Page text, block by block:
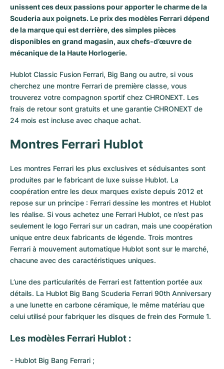
GMT-Master
Lady-Datejust
Milgauss
Oyster Perpetual
Yacht-Master
Sky-Dweller
Golden Ellipse
Montres d'occasion
Montres pour femmes
Calibre
Drive
Ronde
Rotonde
Crash
Baignoire
Roadster
Montres d'occasion
Avenger
Colt
Professional
Bentley
Transocean
Super Avenger
Montbrillant
Montres d'occasion
Montres Femme
Heritage
Monaco
Link
Formula 1
Grand Carrera
Montres d'occasion
Pilot's Watch
Ingenieur
Portofino
Portugieser
Da Vinci
Montres d'occasion
Big Bang
Classic Fusion
Spirit of Big Bang
King Power
Montres d'occasion
Montres homme
Montres femme
unissent ces deux passions pour apporter le charme de la
Scuderia aux poignets. Le prix des modèles Ferrari dépend
de la marque qui est derrière, des simples pièces
disponibles en grand magasin, aux chefs-d’œuvre de
mécanique de la Haute Horlogerie.
Hublot Classic Fusion Ferrari, Big Bang ou autre, si vous
cherchez une montre Ferrari de première classe, vous
trouverez votre compagnon sportif chez CHRONEXT. Les
frais de retour sont gratuits et une garantie CHRONEXT de
24 mois est incluse avec chaque achat.
Montres Ferrari Hublot
Les montres Ferrari les plus exclusives et séduisantes sont
produites par le fabricant de luxe suisse Hublot. La
coopération entre les deux marques existe depuis 2012 et
repose sur un principe : Ferrari dessine les montres et Hublot
les réalise. Si vous achetez une Ferrari Hublot, ce n’est pas
seulement le logo Ferrari sur un cadran, mais une coopération
unique entre deux fabricants de légende. Trois montres
Ferrari à mouvement automatique Hublot sont sur le marché,
chacune avec des caractéristiques uniques.
L’une des particularités de Ferrari est l’attention portée aux
détails. La Hublot Big Bang Scuderia Ferrari 90th Anniversary
a une lunette en carbone céramique, le même matériau que
celui utilisé pour fabriquer les disques de frein des Formule 1.
Les modèles Ferrari Hublot :
- Hublot Big Bang Ferrari ;